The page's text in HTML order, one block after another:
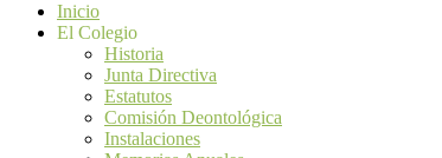
Inicio
El Colegio
Historia
Junta Directiva
Estatutos
Comisión Deontológica
Instalaciones